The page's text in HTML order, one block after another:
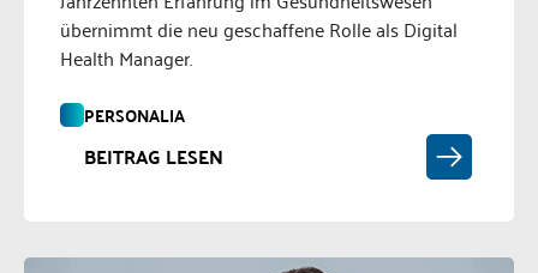
übernimmt die neu geschaffene Rolle als Digital
Health Manager.
PERSONALIA
BEITRAG LESEN